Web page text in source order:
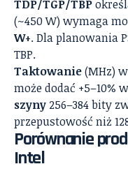
TDP/TGP/TBP
(~450 W) wymaga
W+. Dla planowania
TBP.
Taktowanie(MHz)
może dodać +5–10%
szyny 256–384 bity
przepustowość niż
Porównanie
Intel